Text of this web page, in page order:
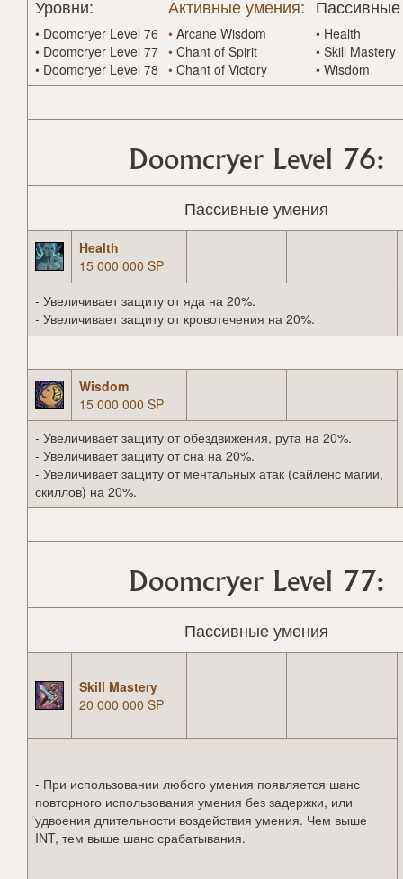
Уровни:
• Doomcryer Level 76
• Doomcryer Level 77
• Doomcryer Level 78
Активные умения:
• Arcane Wisdom
• Chant of Spirit
• Chant of Victory
• Health
• Skill Mastery
• Wisdom
Doomcryer Level 76:
Пассивные умения
Health
15 000 000 SP
- Увеличивает защиту от яда на 20%.
- Увеличивает защиту от кровотечения на 20%.
Wisdom
15 000 000 SP
- Увеличивает защиту от обездвижения, рута на 20%.
- Увеличивает защиту от сна на 20%.
- Увеличивает защиту от ментальных атак (сайленс магии,
скиллов) на 20%.
Doomcryer Level 77:
Пассивные умения
Skill Mastery
20 000 000 SP
- При использовании любого умения появляется шанс
повторного использования умения без задержки, или
удвоения длительности воздействия умения. Чем выше
INT, тем выше шанс срабатывания.